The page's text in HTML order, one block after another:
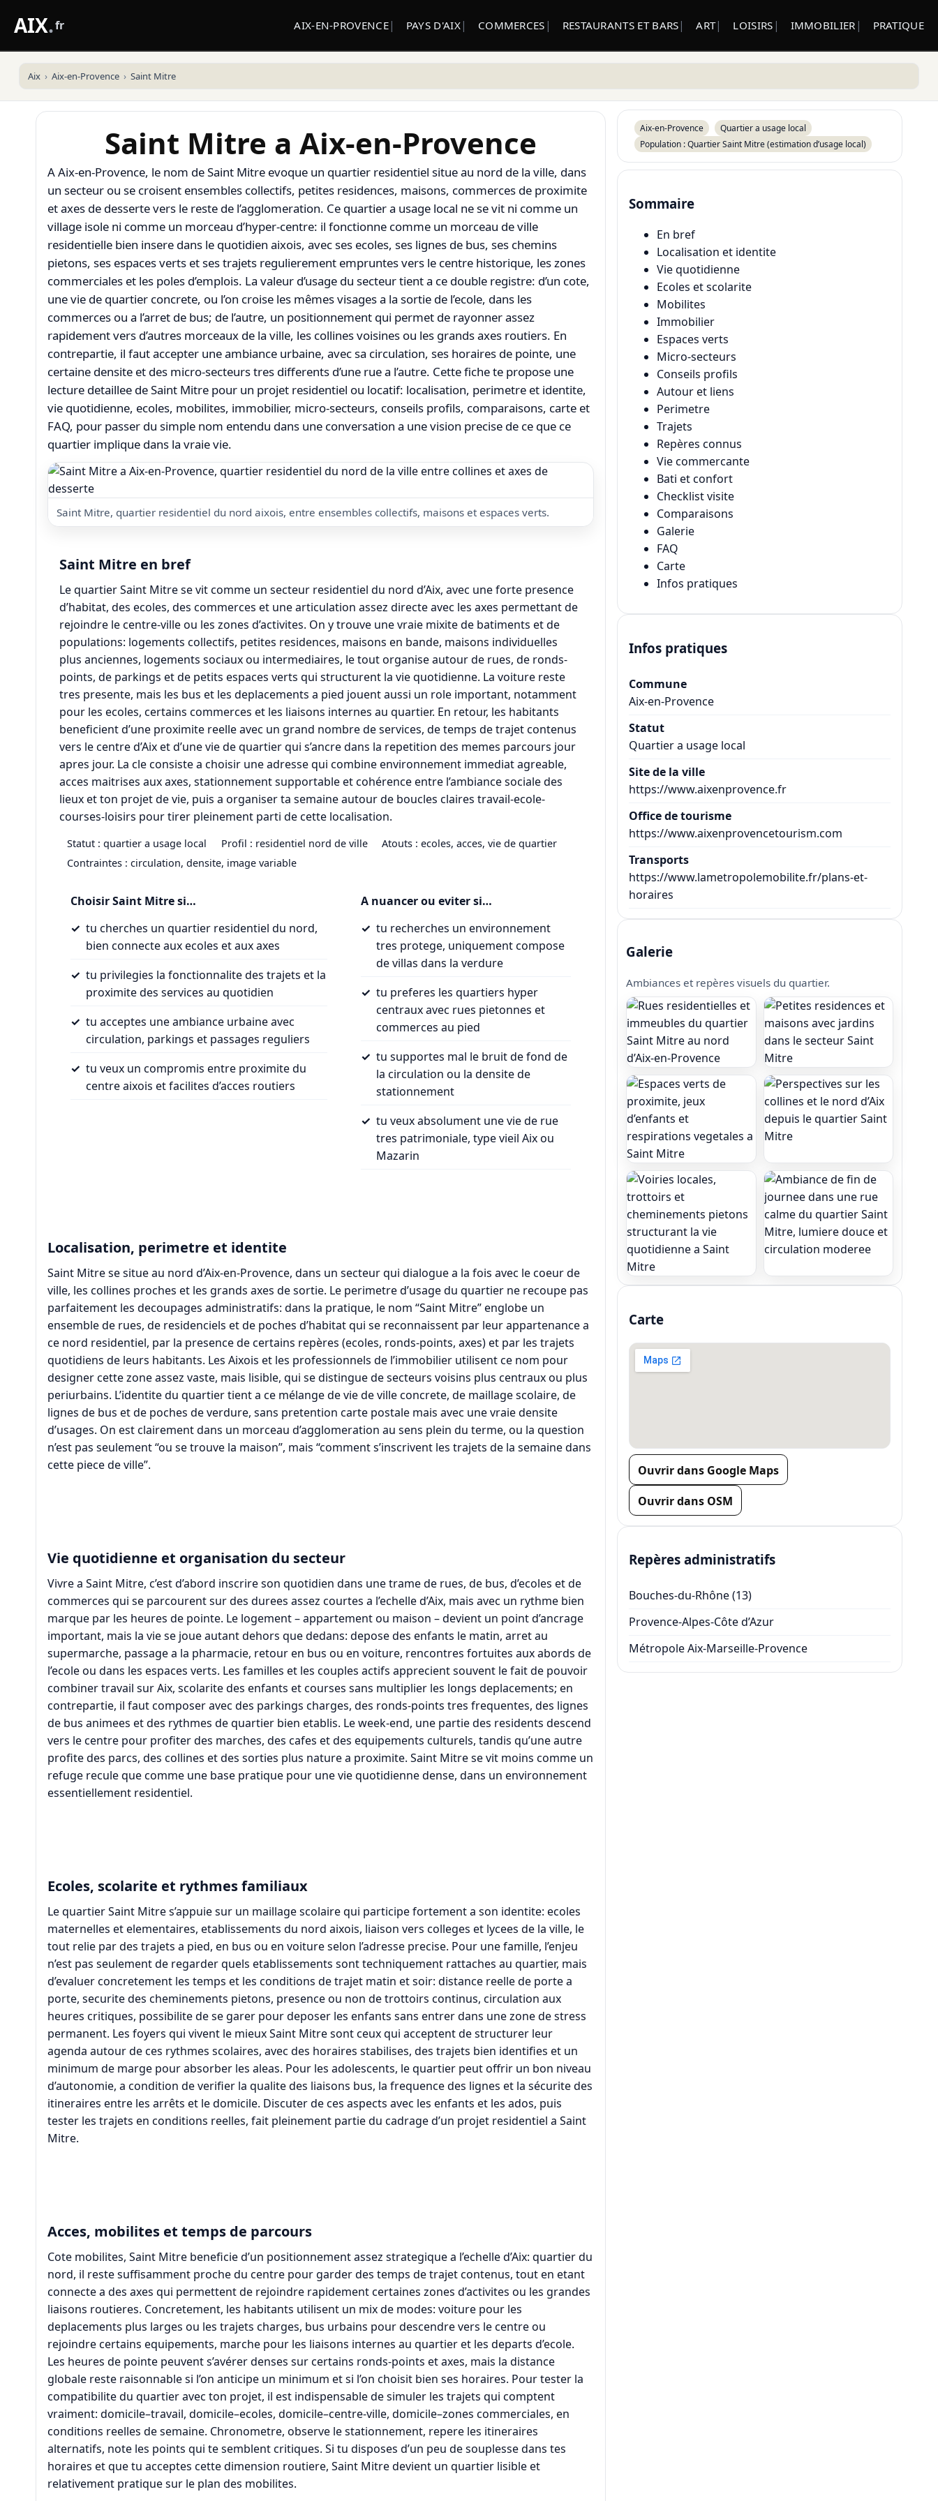
AIX.fr AIX-EN-PROVENCE PAYS D'AIX COMMERCES RESTAURANTS ET BARS ART LOISIRS IMMOBILIER PRATIQUE
Aix Aix-en-Provence Saint Mitre
Saint Mitre a Aix-en-Provence
A Aix-en-Provence, le nom de Saint Mitre evoque un quartier residentiel situe au nord de la ville, dans
un secteur ou se croisent ensembles collectifs, petites residences, maisons, commerces de proximite
et axes de desserte vers le reste de l’agglomeration. Ce quartier a usage local ne se vit ni comme un
village isole ni comme un morceau d’hyper-centre: il fonctionne comme un morceau de ville
residentielle bien insere dans le quotidien aixois, avec ses ecoles, ses lignes de bus, ses chemins
pietons, ses espaces verts et ses trajets regulierement empruntes vers le centre historique, les zones
commerciales et les poles d’emplois. La valeur d’usage du secteur tient a ce double registre: d’un cote,
une vie de quartier concrete, ou l’on croise les mêmes visages a la sortie de l’ecole, dans les
commerces ou a l’arret de bus; de l’autre, un positionnement qui permet de rayonner assez
rapidement vers d’autres morceaux de la ville, les collines voisines ou les grands axes routiers. En
contrepartie, il faut accepter une ambiance urbaine, avec sa circulation, ses horaires de pointe, une
certaine densite et des micro-secteurs tres differents d’une rue a l’autre. Cette fiche te propose une
lecture detaillee de Saint Mitre pour un projet residentiel ou locatif: localisation, perimetre et identite,
vie quotidienne, ecoles, mobilites, immobilier, micro-secteurs, conseils profils, comparaisons, carte et
FAQ, pour passer du simple nom entendu dans une conversation a une vision precise de ce que ce
quartier implique dans la vraie vie.
Saint Mitre, quartier residentiel du nord aixois, entre ensembles collectifs, maisons et espaces verts.
Saint Mitre en bref
Le quartier Saint Mitre se vit comme un secteur residentiel du nord d’Aix, avec une forte presence
d’habitat, des ecoles, des commerces et une articulation assez directe avec les axes permettant de
rejoindre le centre-ville ou les zones d’activites. On y trouve une vraie mixite de batiments et de
populations: logements collectifs, petites residences, maisons en bande, maisons individuelles
plus anciennes, logements sociaux ou intermediaires, le tout organise autour de rues, de ronds-
points, de parkings et de petits espaces verts qui structurent la vie quotidienne. La voiture reste
tres presente, mais les bus et les deplacements a pied jouent aussi un role important, notamment
pour les ecoles, certains commerces et les liaisons internes au quartier. En retour, les habitants
beneficient d’une proximite reelle avec un grand nombre de services, de temps de trajet contenus
vers le centre d’Aix et d’une vie de quartier qui s’ancre dans la repetition des memes parcours jour
apres jour. La cle consiste a choisir une adresse qui combine environnement immediat agreable,
acces maitrises aux axes, stationnement supportable et cohérence entre l’ambiance sociale des
lieux et ton projet de vie, puis a organiser ta semaine autour de boucles claires travail-ecole-
courses-loisirs pour tirer pleinement parti de cette localisation.
Statut : quartier a usage local Profil : residentiel nord de ville
Atouts : ecoles, acces, vie de quartier
Contraintes : circulation, densite, image variable
Choisir Saint Mitre si…
tu cherches un quartier residentiel du nord,
bien connecte aux ecoles et aux axes
tu privilegies la fonctionnalite des trajets et la
proximite des services au quotidien
tu acceptes une ambiance urbaine avec
circulation, parkings et passages reguliers
tu veux un compromis entre proximite du
centre aixois et facilites d’acces routiers
A nuancer ou eviter si…
tu recherches un environnement
tres protege, uniquement compose
de villas dans la verdure
tu preferes les quartiers hyper
centraux avec rues pietonnes et
commerces au pied
tu supportes mal le bruit de fond de
la circulation ou la densite de
stationnement
tu veux absolument une vie de rue
tres patrimoniale, type vieil Aix ou
Mazarin
Localisation, perimetre et identite
Saint Mitre se situe au nord d’Aix-en-Provence, dans un secteur qui dialogue a la fois avec le coeur de
ville, les collines proches et les grands axes de sortie. Le perimetre d’usage du quartier ne recoupe pas
parfaitement les decoupages administratifs: dans la pratique, le nom “Saint Mitre” englobe un
ensemble de rues, de residenciels et de poches d’habitat qui se reconnaissent par leur appartenance a
ce nord residentiel, par la presence de certains repères (ecoles, ronds-points, axes) et par les trajets
quotidiens de leurs habitants. Les Aixois et les professionnels de l’immobilier utilisent ce nom pour
designer cette zone assez vaste, mais lisible, qui se distingue de secteurs voisins plus centraux ou plus
periurbains. L’identite du quartier tient a ce mélange de vie de ville concrete, de maillage scolaire, de
lignes de bus et de poches de verdure, sans pretention carte postale mais avec une vraie densite
d’usages. On est clairement dans un morceau d’agglomeration au sens plein du terme, ou la question
n’est pas seulement “ou se trouve la maison”, mais “comment s’inscrivent les trajets de la semaine dans
cette piece de ville”.
Vie quotidienne et organisation du secteur
Vivre a Saint Mitre, c’est d’abord inscrire son quotidien dans une trame de rues, de bus, d’ecoles et de
commerces qui se parcourent sur des durees assez courtes a l’echelle d’Aix, mais avec un rythme bien
marque par les heures de pointe. Le logement – appartement ou maison – devient un point d’ancrage
important, mais la vie se joue autant dehors que dedans: depose des enfants le matin, arret au
supermarche, passage a la pharmacie, retour en bus ou en voiture, rencontres fortuites aux abords de
l’ecole ou dans les espaces verts. Les familles et les couples actifs apprecient souvent le fait de pouvoir
combiner travail sur Aix, scolarite des enfants et courses sans multiplier les longs deplacements; en
contrepartie, il faut composer avec des parkings charges, des ronds-points tres frequentes, des lignes
de bus animees et des rythmes de quartier bien etablis. Le week-end, une partie des residents descend
vers le centre pour profiter des marches, des cafes et des equipements culturels, tandis qu’une autre
profite des parcs, des collines et des sorties plus nature a proximite. Saint Mitre se vit moins comme un
refuge recule que comme une base pratique pour une vie quotidienne dense, dans un environnement
essentiellement residentiel.
Ecoles, scolarite et rythmes familiaux
Le quartier Saint Mitre s’appuie sur un maillage scolaire qui participe fortement a son identite: ecoles
maternelles et elementaires, etablissements du nord aixois, liaison vers colleges et lycees de la ville, le
tout relie par des trajets a pied, en bus ou en voiture selon l’adresse precise. Pour une famille, l’enjeu
n’est pas seulement de regarder quels etablissements sont techniquement rattaches au quartier, mais
d’evaluer concretement les temps et les conditions de trajet matin et soir: distance reelle de porte a
porte, securite des cheminements pietons, presence ou non de trottoirs continus, circulation aux
heures critiques, possibilite de se garer pour deposer les enfants sans entrer dans une zone de stress
permanent. Les foyers qui vivent le mieux Saint Mitre sont ceux qui acceptent de structurer leur
agenda autour de ces rythmes scolaires, avec des horaires stabilises, des trajets bien identifies et un
minimum de marge pour absorber les aleas. Pour les adolescents, le quartier peut offrir un bon niveau
d’autonomie, a condition de verifier la qualite des liaisons bus, la frequence des lignes et la sécurite des
itineraires entre les arrêts et le domicile. Discuter de ces aspects avec les enfants et les ados, puis
tester les trajets en conditions reelles, fait pleinement partie du cadrage d’un projet residentiel a Saint
Mitre.
Acces, mobilites et temps de parcours
Cote mobilites, Saint Mitre beneficie d’un positionnement assez strategique a l’echelle d’Aix: quartier du
nord, il reste suffisamment proche du centre pour garder des temps de trajet contenus, tout en etant
connecte a des axes qui permettent de rejoindre rapidement certaines zones d’activites ou les grandes
liaisons routieres. Concretement, les habitants utilisent un mix de modes: voiture pour les
deplacements plus larges ou les trajets charges, bus urbains pour descendre vers le centre ou
rejoindre certains equipements, marche pour les liaisons internes au quartier et les departs d’ecole.
Les heures de pointe peuvent s’avérer denses sur certains ronds-points et axes, mais la distance
globale reste raisonnable si l’on anticipe un minimum et si l’on choisit bien ses horaires. Pour tester la
compatibilite du quartier avec ton projet, il est indispensable de simuler les trajets qui comptent
vraiment: domicile–travail, domicile–ecoles, domicile–centre-ville, domicile–zones commerciales, en
conditions reelles de semaine. Chronometre, observe le stationnement, repere les itineraires
alternatifs, note les points qui te semblent critiques. Si tu disposes d’un peu de souplesse dans tes
horaires et que tu acceptes cette dimension routiere, Saint Mitre devient un quartier lisible et
relativement pratique sur le plan des mobilites.
Aix-en-Provence
Quartier a usage local
Population : Quartier Saint Mitre (estimation d’usage local)
Sommaire
En bref
Localisation et identite
Vie quotidienne
Ecoles et scolarite
Mobilites
Immobilier
Espaces verts
Micro-secteurs
Conseils profils
Autour et liens
Perimetre
Trajets
Repères connus
Vie commercante
Bati et confort
Checklist visite
Comparaisons
Galerie
FAQ
Carte
Infos pratiques
Infos pratiques
Commune
Aix-en-Provence
Statut
Quartier a usage local
Site de la ville
https://www.aixenprovence.fr
Office de tourisme
https://www.aixenprovencetourism.com
Transports
https://www.lametropolemobilite.fr/plans-et-
horaires
Galerie
Ambiances et repères visuels du quartier.
Carte
Ouvrir dans Google Maps
Ouvrir dans OSM
Repères administratifs
Bouches-du-Rhône (13)
Provence-Alpes-Côte d’Azur
Métropole Aix-Marseille-Provence